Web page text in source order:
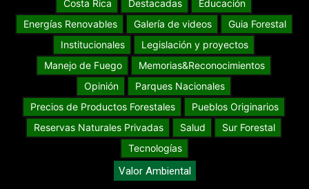
Costa Rica
Destacadas
Educación
Energías Renovables
Galería de videos
Guia Forestal
Institucionales
Legislación y proyectos
Manejo de Fuego
Memorias&Reconocimientos
Opinión
Parques Nacionales
Precios de Productos Forestales
Pueblos Originarios
Reservas Naturales Privadas
Salud
Sur Forestal
Tecnologías
Valor Ambiental